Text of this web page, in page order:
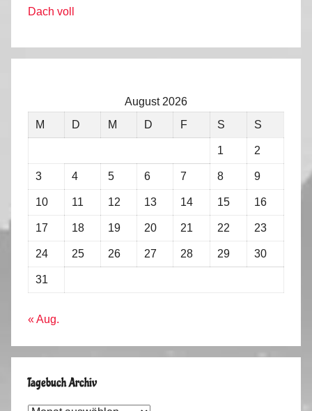
Dach voll
August 2026
M
D M D F S S
1 2
3 4 5 6 7 8 9
10 11 12 13 14 15 16
17 18 19 20 21 22 23
24 25 26 27 28 29 30
31
« Aug.
Tagebuch Archiv